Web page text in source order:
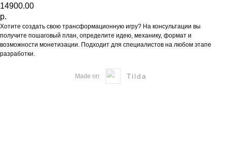
14900.00
р.
Хотите создать свою трансформационную игру? На консультации вы
получите пошаговый план, определите идею, механику, формат и
возможности монетизации. Подходит для специалистов на любом этапе
разработки.
Made on Tilda